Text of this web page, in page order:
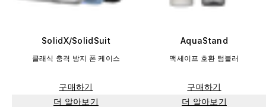
SolidX/SolidSuit
클래식 충격 방지 폰 케이스
구매하기
더 알아보기
AquaStand
맥세이프 호환 텀블러
구매하기
더 알아보기